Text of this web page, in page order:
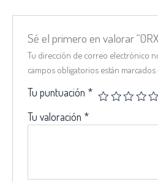
Sé el primero en valorar
Tu dirección de correo electrónico
campos obligatorios están marcados
Tu puntuación *
Tu valoración *